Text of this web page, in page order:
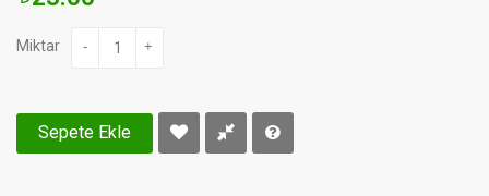
Miktar - +
Sepete Ekle